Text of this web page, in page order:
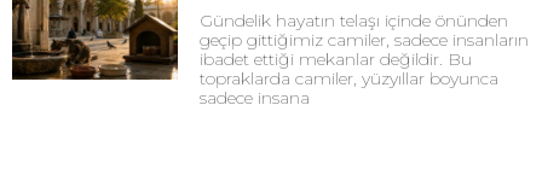
Gündelik hayatın telaşı içinde önünden
geçip gittiğimiz camiler, sadece insanların
ibadet ettiği mekanlar değildir. Bu
topraklarda camiler, yüzyıllar boyunca
sadece insana